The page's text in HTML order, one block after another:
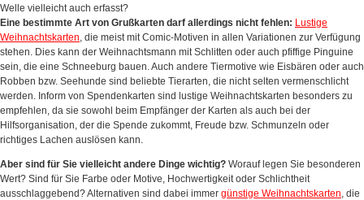
Welle vielleicht auch erfasst?
Eine bestimmte Art von Grußkarten darf allerdings nicht fehlen: Lustige
Weihnachtskarten, die meist mit Comic-Motiven in allen Variationen zur Verfügung
stehen. Dies kann der Weihnachtsmann mit Schlitten oder auch pfiffige Pinguine
sein, die eine Schneeburg bauen. Auch andere Tiermotive wie Eisbären oder auch
Robben bzw. Seehunde sind beliebte Tierarten, die nicht selten vermenschlicht
werden. Inform von Spendenkarten sind lustige Weihnachtskarten besonders zu
empfehlen, da sie sowohl beim Empfänger der Karten als auch bei der
Hilfsorganisation, der die Spende zukommt, Freude bzw. Schmunzeln oder
richtiges Lachen auslösen kann.
Aber sind für Sie vielleicht andere Dinge wichtig? Worauf legen Sie besonderen
Wert? Sind für Sie Farbe oder Motive, Hochwertigkeit oder Schlichtheit
ausschlaggebend? Alternativen sind dabei immer günstige Weihnachtskarten, die